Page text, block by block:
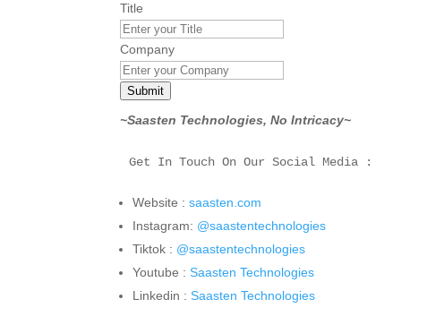
Title
Company
Submit
~Saasten Technologies, No Intricacy~
Get In Touch On Our Social Media :
Website :saasten.com
Instagram: @saastentechnologies
Tiktok : @saastentechnologies
Youtube :Saasten Technologies
Linkedin :Saasten Technologies